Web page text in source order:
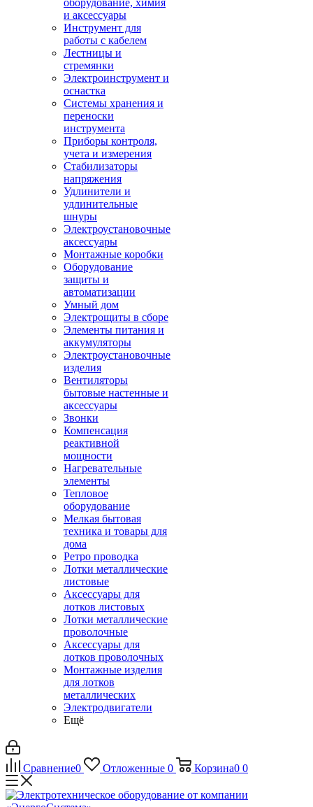
оборудование, химия
и аксессуары
Инструмент для
работы с кабелем
Лестницы и
стремянки
Электроинструмент и
оснастка
Системы хранения и
переноски
инструмента
Приборы контроля,
учета и измерения
Стабилизаторы
напряжения
Удлинители и
удлинительные
шнуры
Электроустановочные
аксессуары
Монтажные коробки
Оборудование
защиты и
автоматизации
Умный дом
Электрощиты в сборе
Элементы питания и
аккумуляторы
Электроустановочные
изделия
Вентиляторы
бытовые настенные и
аксессуары
Звонки
Компенсация
реактивной
мощности
Нагревательные
элементы
Тепловое
оборудование
Мелкая бытовая
техника и товары для
дома
Ретро проводка
Лотки металлические
листовые
Аксессуары для
лотков листовых
Лотки металлические
проволочные
Аксессуары для
лотков проволочных
Монтажные изделия
для лотков
металлических
Электродвигатели
Ещё
Сравнение0 Отложенные 0 Корзина0 0